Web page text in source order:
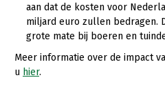
aan dat de kosten voor
miljard euro zullen bedragen.
grote mate bij boeren en
Meer informatie over de impact
u hier.